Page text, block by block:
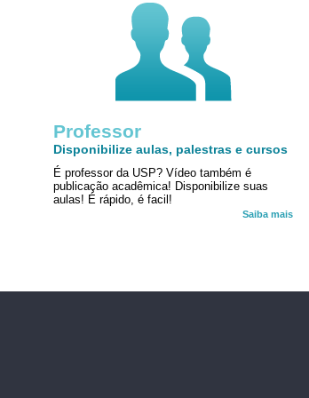
Professor
Disponibilize aulas, palestras e cursos
É professor da USP? Vídeo também é
publicação acadêmica! Disponibilize suas
aulas! É rápido, é facil!
Saiba mais